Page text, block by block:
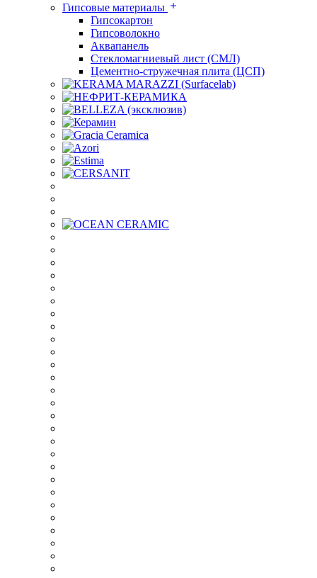
Гипсовые материалы
Гипсокартон
Гипсоволокно
Аквапанель
Стекломагниевый лист (СМЛ)
Цементно-стружечная плита (ЦСП)